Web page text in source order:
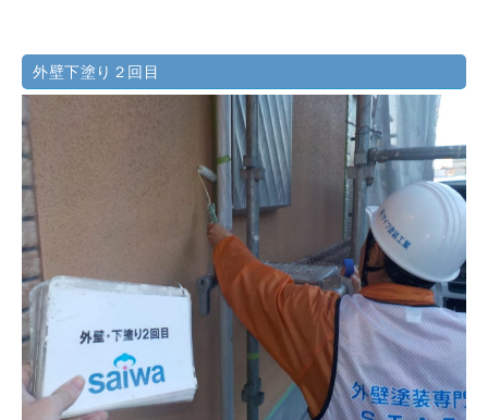
外壁下塗り２回目